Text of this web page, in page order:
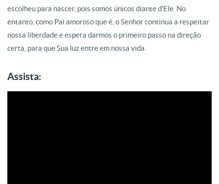
escolheu para nascer, pois somos únicos diante d’Ele. No
entanto, como Pai amoroso que é, o Senhor continua a respeitar
nossa liberdade e espera darmos o primeiro passo na direção
certa, para que Sua luz entre em nossa vida.
Assista: